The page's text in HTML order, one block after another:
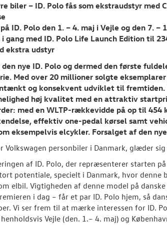
biler – ID. Polo fås som ekstraudstyr med
ID. Polo den 1. – 4. maj i Vejle og den 7. –
i gang med ID. Polo Life Launch Edition til
ekstra udstyr
nye ID. Polo og dermed den første
Med over 20 millioner solgte
og konsekvent udviklet til fremtiden.
høj kvalitet med en attraktiv
med en WLTP-rækkevidde på op til 454
effektiv one-pedal kørsel samt
eksempelvis elcykler. Forsalget af den
Volkswagen personbiler i Danmark, glæder
af ID. Polo, der repræsenterer starten
potentiale, specielt i Danmark, hvor
elbil. Vigtigheden af denne model på
i dag – får et par ID. Polo hjem, så
Vi ser frem til at mærke interessen for ID.
Vejle (den. 1.– 4. maj) og